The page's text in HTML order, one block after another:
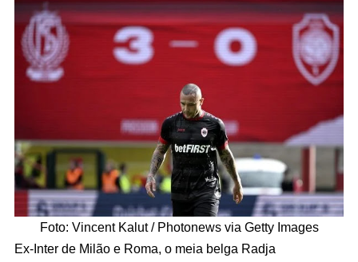
Foto: Vincent Kalut / Photonews via Getty Images
Ex-Inter de Milão e Roma, o meia belga Radja